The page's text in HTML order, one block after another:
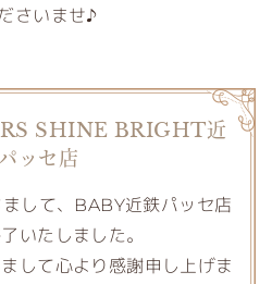
さいませ♪
SHINE BRIGHT近
ッセ店
して、BABY近鉄パッセ店
いたしました。
して心より感謝申し上げま